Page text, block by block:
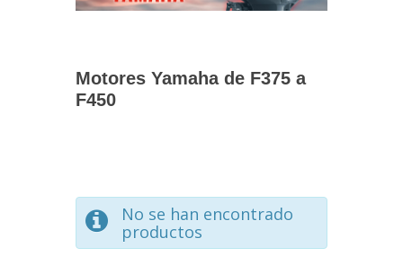
Motores Yamaha de F375 a
F450
No se han encontrado
productos